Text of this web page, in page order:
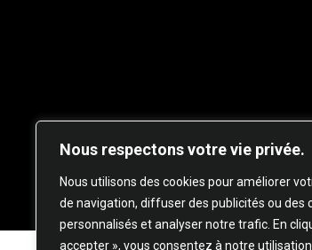
Nous respectons votre vie privée.
Nous utilisons des cookies pour améliorer
de navigation, diffuser des publicités ou des
personnalisés et analyser notre trafic. En
accepter », vous consentez à notre utilisation